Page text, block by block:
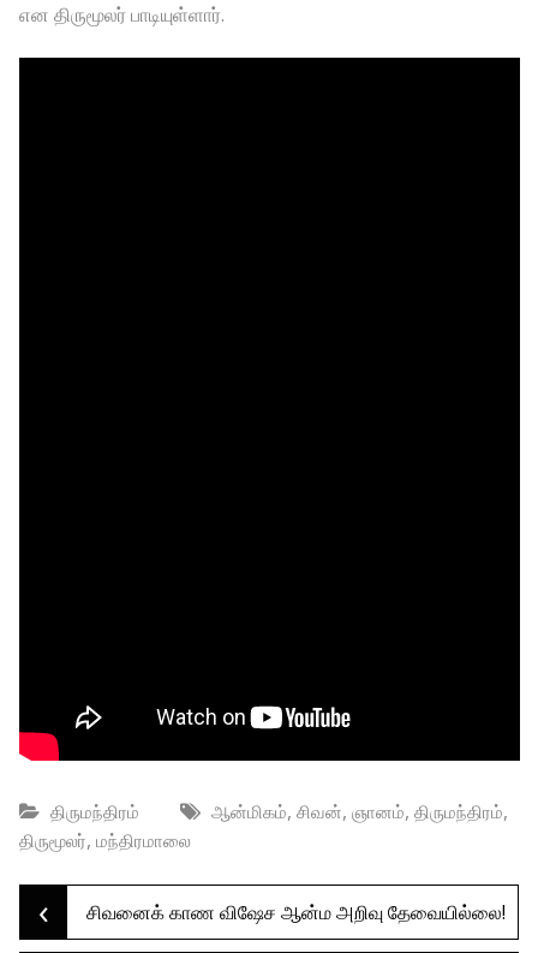
என திருமூலர் பாடியுள்ளார்.
திருமந்திரம் ஆன்மிகம், சிவன், ஞானம், திருமந்திரம்,
திருமூலர், மந்திரமாலை
Post
‹ சிவனைக் காண விஷேச ஆன்ம அறிவு தேவையில்லை!